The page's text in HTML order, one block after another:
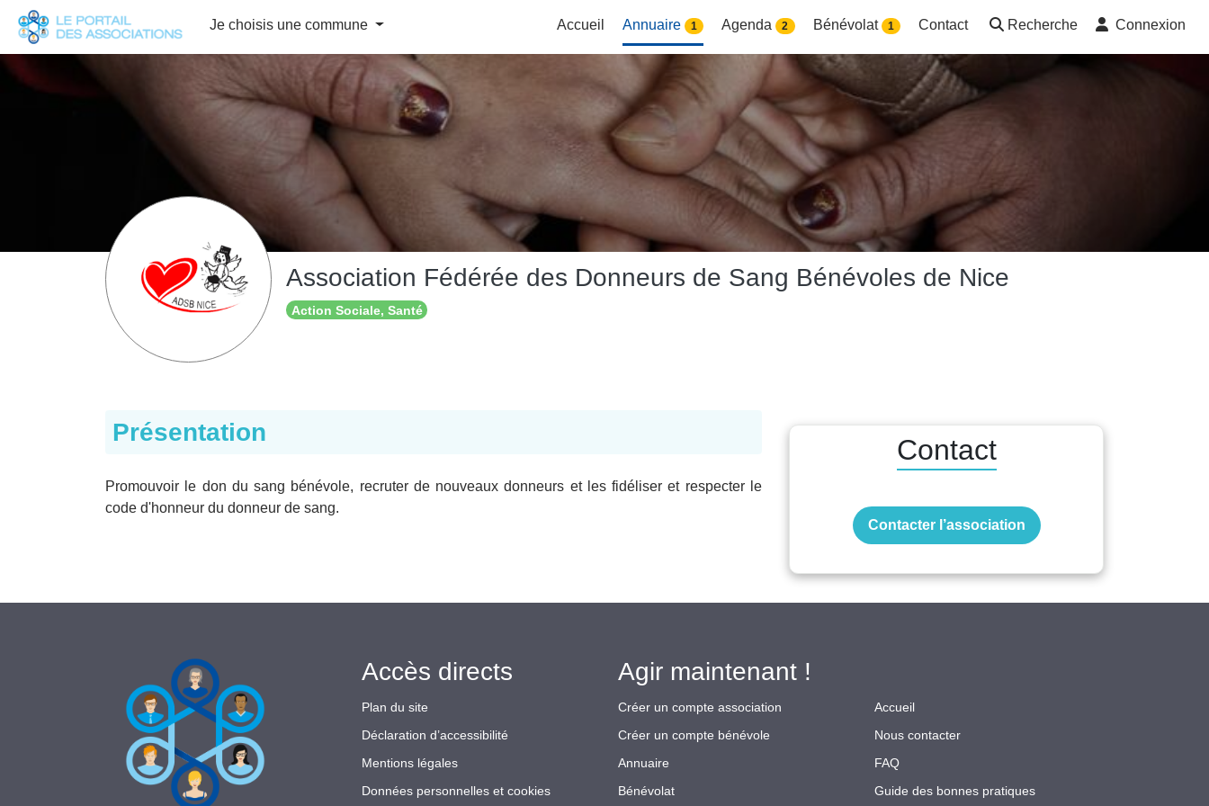
Je choisis une commune Accueil Annuaire 1 Agenda 2 Bénévolat 1 Contact Recherche Connexion
Association Fédérée des Donneurs de Sang Bénévoles de Nice
Action Sociale, Santé
Présentation
Promouvoir le don du sang bénévole, recruter de nouveaux donneurs et les fidéliser et respecter le
code d'honneur du donneur de sang.
Contact
Contacter l’association
Accès directs
Plan du site
Déclaration d’accessibilité
Mentions légales
Données personnelles et cookies
Agir maintenant !
Créer un compte association
Créer un compte bénévole
Annuaire
Bénévolat
Accueil
Nous contacter
FAQ
Guide des bonnes pratiques
Panneau de gestion des cookies